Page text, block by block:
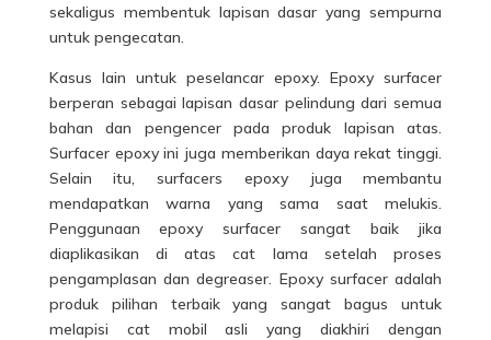
sekaligus membentuk lapisan dasar yang sempurna
untuk pengecatan.
Kasus lain untuk peselancar epoxy. Epoxy surfacer
berperan sebagai lapisan dasar pelindung dari semua
bahan dan pengencer pada produk lapisan atas.
Surfacer epoxy ini juga memberikan daya rekat tinggi.
Selain itu, surfacers epoxy juga membantu
mendapatkan warna yang sama saat melukis.
Penggunaan epoxy surfacer sangat baik jika
diaplikasikan di atas cat lama setelah proses
pengamplasan dan degreaser. Epoxy surfacer adalah
produk pilihan terbaik yang sangat bagus untuk
melapisi cat mobil asli yang diakhiri dengan